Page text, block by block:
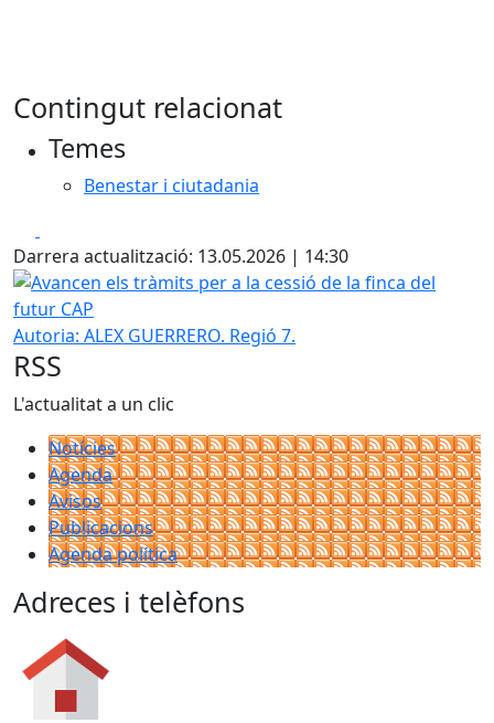
Contingut relacionat
Temes
Benestar i ciutadania
Darrera actualització: 13.05.2026 | 14:30
Avancen els tràmits per a la cessió de la finca del futur
Autoria: ALEX GUERRERO. Regió 7.
RSS
L'actualitat a un clic
Notícies
Agenda
Avisos
Publicacions
Agenda política
Adreces i telèfons